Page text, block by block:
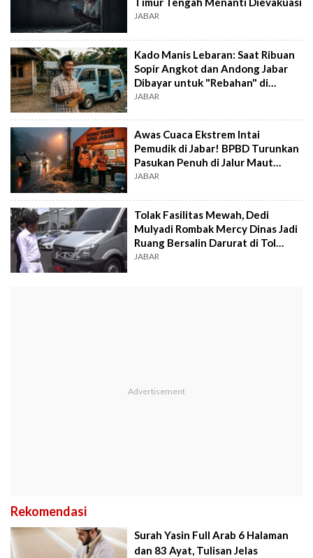
JABAR
Kado Manis Lebaran: Saat Ribuan
Sopir Angkot dan Andong Jabar
Dibayar untuk "Rebahan" di
Rumah
JABAR
Awas Cuaca Ekstrem Intai
Pemudik di Jabar! BPBD Turunkan
Pasukan Penuh di Jalur Maut
Rawan Longsor
JABAR
Tolak Fasilitas Mewah, Dedi
Mulyadi Rombak Mercy Dinas Jadi
Ruang Bersalin Darurat di Tol
Cipali
JABAR
Rekomendasi
Surah Yasin Full Arab 6 Halaman
dan 83 Ayat, Tulisan Jelas